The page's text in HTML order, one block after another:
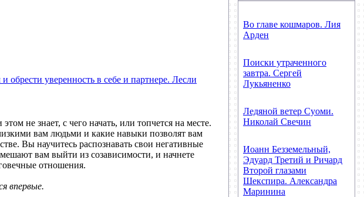
уверенность в себе и партнере. Лесли
не знает, с чего начать, или топчется на месте.
вам людьми и какие навыки позволят вам
Вы научитесь распознавать свои негативные
вам выйти из созависимости, и начнете
отношения.
впервые.
Во главе кошмаров. Лия
Арден
Поиски утраченного
завтра. Сергей
Лукьяненко
Ледяной ветер Суоми.
Николай Свечин
Иоанн Безземельный,
Эдуард Третий и Ричард
Второй глазами
Шекспира. Александра
Маринина